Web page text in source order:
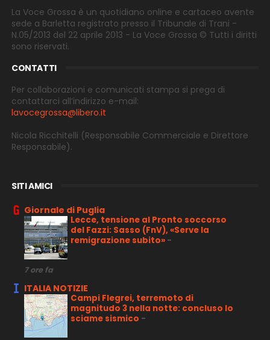
La Voce Grossa è un quotidiano online e cartaceo avente
sede a Barletta registrato presso il Tribunale di Trani -
N.05/2013 del 22 aprile 2013 - La Voce Grossa © Tutti i diritti
sono riservati.
CONTATTI
Per collaborazioni e comunicati stampa si prega di
contattarci all’indirizzo e-mail:
lavocegrossa@libero.it
Nicola Ricchitelli (Responsabile Commerciale e Direttore
Responsabile).
SITI AMICI
Giornale di Puglia
Lecce, tensione al Pronto soccorso
del Fazzi: Sasso (FnV), «Serve la
remigrazione subito» -
7 ore fa
ITALIA NOTIZIE
Campi Flegrei, terremoto di
magnitudo 3 nella notte: concluso lo
sciame sismico -